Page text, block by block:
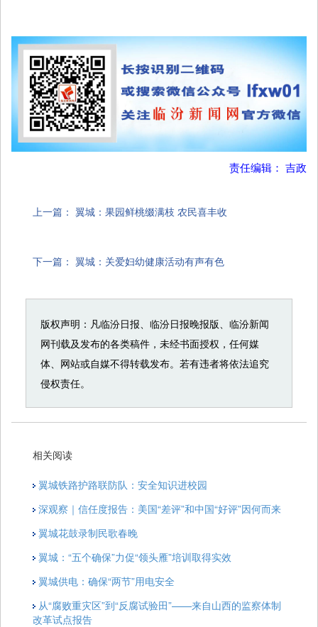
责任编辑： 吉政
上一篇： 翼城：果园鲜桃缀满枝 农民喜丰收
下一篇： 翼城：关爱妇幼健康活动有声有色
版权声明：凡临汾日报、临汾日报晚报版、临汾新闻
网刊载及发布的各类稿件，未经书面授权，任何媒
体、网站或自媒不得转载发布。若有违者将依法追究
侵权责任。
相关阅读
翼城铁路护路联防队：安全知识进校园
深观察｜信任度报告：美国“差评”和中国“好评”因何而来
翼城花鼓录制民歌春晚
翼城：“五个确保”力促“领头雁”培训取得实效
翼城供电：确保“两节”用电安全
从“腐败重灾区”到“反腐试验田”——来自山西的监察体制
改革试点报告